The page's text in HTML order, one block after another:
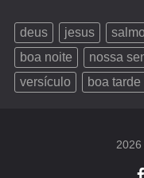
deus jesus
boa noite
nossa
versículo
boa tarde
2026